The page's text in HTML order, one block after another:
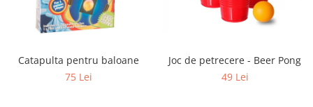
Catapulta pentru baloane
75 Lei
Joc de petrecere - Beer Pong
49 Lei